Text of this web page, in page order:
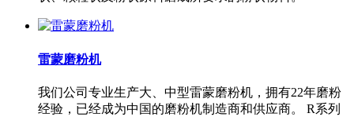
雷蒙磨粉机
我们公司专业生产大、中型雷蒙磨粉机，拥有22年磨粉
经验，已经成为中国的磨粉机制造商和供应商。 R系列